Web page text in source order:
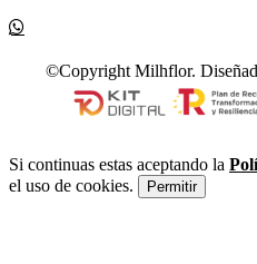
©Copyright Milhflor.
Si continuas estas aceptando la
el uso de cookies.
Permitir